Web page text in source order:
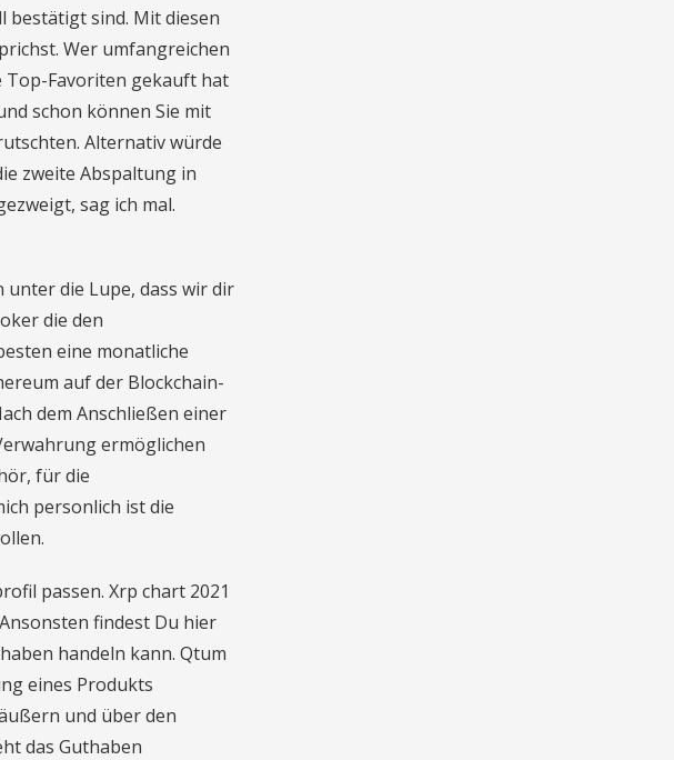
bestätigt sind. Mit diesen
Wer umfangreichen
Top-Favoriten gekauft hat
schon können Sie mit
Alternativ würde
zweite Abspaltung in
sag ich mal.
die Lupe, dass wir dir
die den
eine monatliche
auf der Blockchain-
dem Anschließen einer
ermöglichen
für die
personlich ist die
passen. Xrp chart 2021
findest Du hier
handeln kann. Qtum
eines Produkts
und über den
das Guthaben